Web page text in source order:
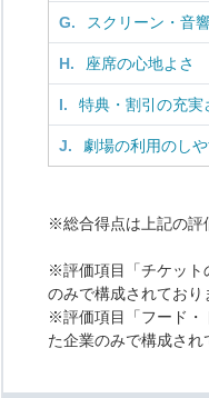
G. スクリーン・音
H. 座席の心地よさ
I. 特典・割引の充実
J. 劇場の利用のしや
※総合得点は上記の評
※評価項目「チケット
のみで構成されており
※評価項目「フード・
た企業のみで構成され